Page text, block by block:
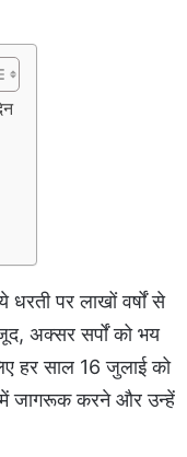
पर लाखों वर्षों से
अक्सर सर्पों को भय
हर साल 16 जुलाई को
में जागरूक करने और उन्हें